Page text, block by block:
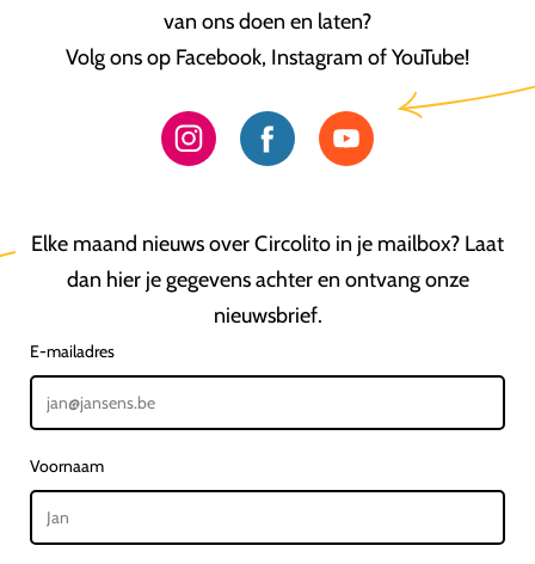
van ons doen en laten?
Volg ons op Facebook, Instagram of YouTube!
Elke maand nieuws over Circolito in je mailbox? Laat
dan hier je gegevens achter en ontvang onze
nieuwsbrief.
E-mailadres
Voornaam